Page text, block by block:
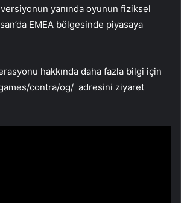
yanında oyunun fiziksel
EMEA bölgesinde piyasaya
hakkında daha fazla bilgi için
contra/og/ adresini ziyaret